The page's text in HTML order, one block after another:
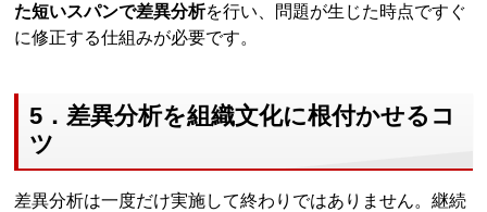
た短いスパンで差異分析を行い、問題が生じた時点ですぐ
に修正する仕組みが必要です。
5．差異分析を組織文化に根付かせるコ
ツ
差異分析は一度だけ実施して終わりではありません。継続